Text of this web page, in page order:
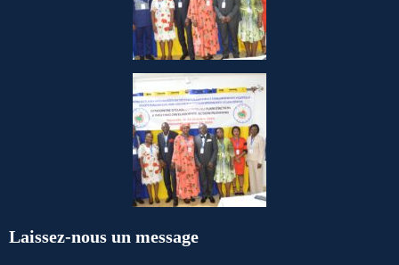
Laissez-nous un message